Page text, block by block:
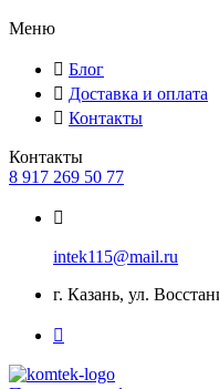
Меню
Блог
Доставка и оплата
Контакты
Контакты
8 917 269 50 77
intek115@mail.ru
г. Казань, ул.